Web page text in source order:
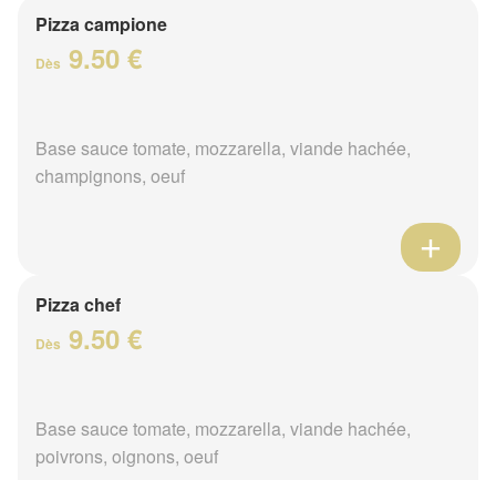
Pizza campione
Dès 9.50 €
Base sauce tomate, mozzarella, viande hachée,
champignons, oeuf
Pizza chef
Dès 9.50 €
Base sauce tomate, mozzarella, viande hachée,
poivrons, oignons, oeuf